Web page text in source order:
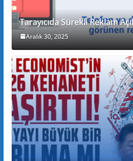
Tarayıcıda Sürekli Reklam
Aralık 30, 2025